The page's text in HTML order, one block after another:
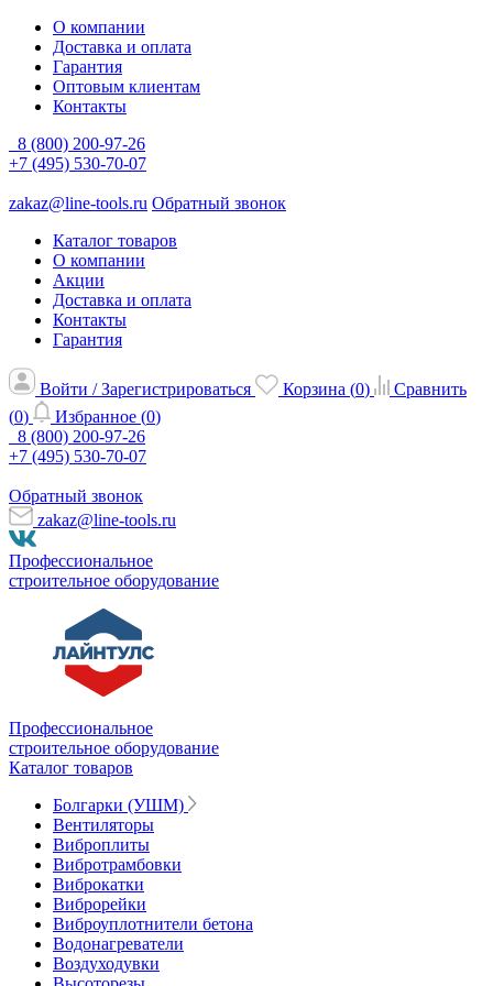
О компании
Доставка и оплата
Гарантия
Оптовым клиентам
Контакты
8 (800) 200-97-26
+7 (495) 530-70-07
zakaz@line-tools.ru Обратный звонок
Каталог товаров
О компании
Акции
Доставка и оплата
Контакты
Гарантия
Войти / Зарегистрироваться Корзина (0)
Сравнить
(0) Избранное (0)
8 (800) 200-97-26
+7 (495) 530-70-07
Обратный звонок
zakaz@line-tools.ru
Профессиональное
строительное оборудование
Профессиональное
строительное оборудование
Каталог товаров
Болгарки (УШМ)
Вентиляторы
Виброплиты
Вибротрамбовки
Виброкатки
Виброрейки
Виброуплотнители бетона
Водонагреватели
Воздуходувки